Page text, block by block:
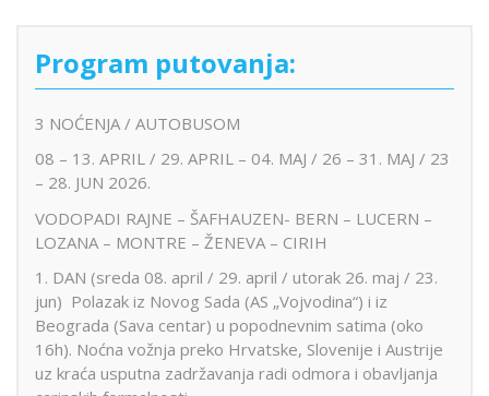
Program putovanja:
3 NOĆENJA / AUTOBUSOM
08 – 13. APRIL / 29. APRIL – 04. MAJ / 26 – 31. MAJ / 23
– 28. JUN 2026.
VODOPADI RAJNE – ŠAFHAUZEN- BERN – LUCERN –
LOZANA – MONTRE – ŽENEVA – CIRIH
1. DAN (sreda 08. april / 29. april / utorak 26. maj / 23.
jun) Polazak iz Novog Sada (AS „Vojvodina“) i iz
Beograda (Sava centar) u popodnevnim satima (oko
16h). Noćna vožnja preko Hrvatske, Slovenije i Austrije
uz kraća usputna zadržavanja radi odmora i obavljanja